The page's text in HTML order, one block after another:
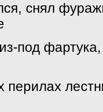
снял
под
перилах